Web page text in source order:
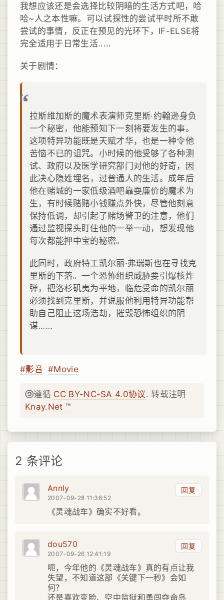
我想应该还是会选择比较阴暗的生活方式吧，哈
哈~人之本性嘛。可以试探性的尝试平时所不敢
尝试的事情，反正在预见的光环下，IF-ELSE将
完全适用于日常生活.....
关于剧情：
拉斯维加斯的魔术表演师克里斯·约翰逊身负
一个秘密，他能预知下一刻将要发生的事。
这项特异功能既是天赋才华，也是一种令他
苦恼不已的诅咒。小时候的他受够了各种测
试、政府以及医学研究部门对他的好奇，因
此决心隐姓埋名，过普通人的生活。成年后
他在赌城的一家低级酒吧靠耍廉价的魔术为
生，有时候赌赌小钱赚点外快，尽管他刻意
保持低调，却引起了赌场警卫的注意，他们
通过监视探头盯住他的一举一动，想发现他
每次都能押中宝的秘密。
此同时，政府特工凯尔丽·弗瑞斯也在寻找克
里斯的下落。一个恐怖组织威胁要引爆核炸
弹，把洛杉矶夷为平地，临危受命的凯尔丽
必须找到克里斯，并说服他利用特异功能帮
助自己阻止这场浩劫，摧毁恐怖组织的阴
谋……
#影音 #Movie
遵循 CC BY-NC-SA 4.0协议. 转载注明
Knay.Net ™
2 条评论
回复
Annly
2007-09-28 11:36:52
《灵魂战车》确实不好看。
回复
dou570
2007-09-26 12:41:19
呃，今年他的《灵魂战车》真的有点让我
失望，不知道这部《关键下一秒》会如
何？
还是喜欢变脸、空中监狱和勇闯夺命岛